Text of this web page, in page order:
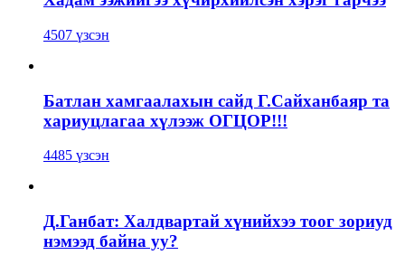
4507 үзсэн
Батлан хамгаалахын сайд Г.Сайханбаяр та
хариуцлагаа хүлээж ОГЦОР!!!
4485 үзсэн
Д.Ганбат: Халдвартай хүнийхээ тоог зориуд
нэмээд байна уу?